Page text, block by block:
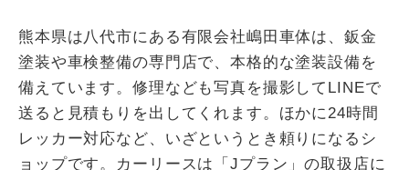
熊本県は八代市にある有限会社嶋田車体は、鈑金
塗装や車検整備の専門店で、本格的な塗装設備を
備えています。修理なども写真を撮影してLINEで
送ると見積もりを出してくれます。ほかに24時間
レッカー対応など、いざというとき頼りになるシ
ョップです。カーリースは「Jプラン」の取扱店に